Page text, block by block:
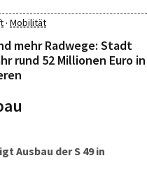
· Mobilität
mehr Radwege: Stadt
rund 52 Millionen Euro in
Ausbau der S 49 in